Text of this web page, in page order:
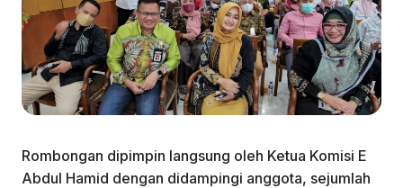
Rombongan dipimpin langsung oleh Ketua Komisi E
Abdul Hamid dengan didampingi anggota, sejumlah